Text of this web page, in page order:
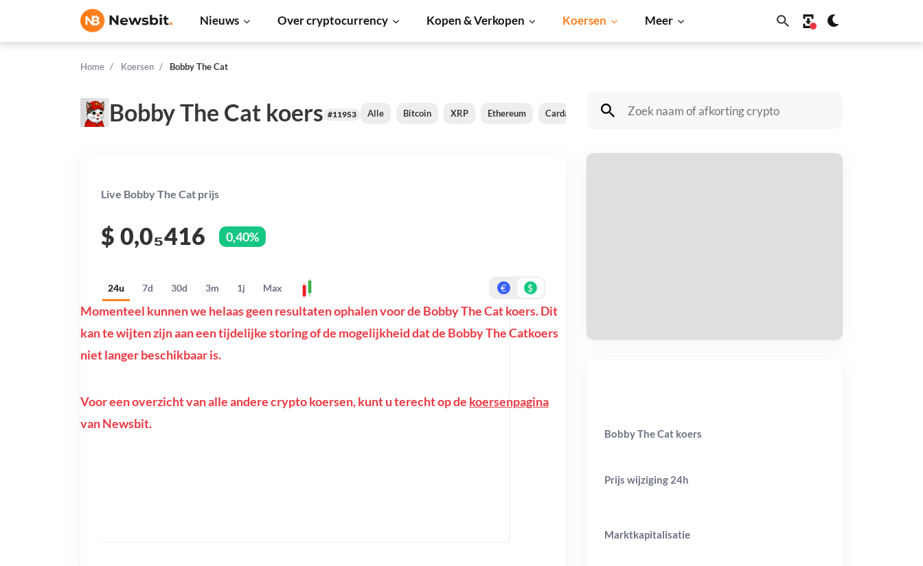
Nieuws Over cryptocurrency Kopen & Verkopen Koersen Meer
Home Koersen Bobby The Cat
Bobby The Cat koers #11953 Alle Bitcoin XRP Ethereum Cardano Shiba Inu Dogecoin Solana BNB
Live Bobby The Cat prijs
$ 0,0₅416 0,40%
24u 7d 30d 3m 1j Max € $
Momenteel kunnen we helaas geen resultaten ophalen voor de Bobby The Cat koers. Dit
kan te wijten zijn aan een tijdelijke storing of de mogelijkheid dat de Bobby The Catkoers
niet langer beschikbaar is.
Voor een overzicht van alle andere crypto koersen, kunt u terecht op de koersenpagina
van Newsbit.
Bobby The Cat koers
Prijs wijziging 24h
Marktkapitalisatie